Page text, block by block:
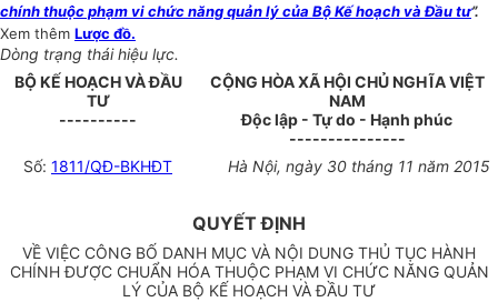
chính thuộc phạm vi chức năng quản lý của Bộ Kế hoạch và Đầu tư”.
Xem thêm Lược đồ.
Dòng trạng thái hiệu lực.
BỘ KẾ HOẠCH VÀ ĐẦU
TƯ
----------
CỘNG HÒA XÃ HỘI CHỦ NGHĨA VIỆT
NAM
Độc lập - Tự do - Hạnh phúc
---------------
Số: 1811/QĐ-BKHĐT Hà Nội, ngày 30tháng 11 năm 2015
QUYẾT ĐỊNH
VỀ VIỆC CÔNG BỐ DANH MỤC VÀ NỘI DUNG THỦ TỤC HÀNH
CHÍNH ĐƯỢC CHUẨN HÓA THUỘC PHẠM VI CHỨC NĂNG QUẢN
LÝ CỦA BỘ KẾ HOẠCH VÀ ĐẦU TƯ